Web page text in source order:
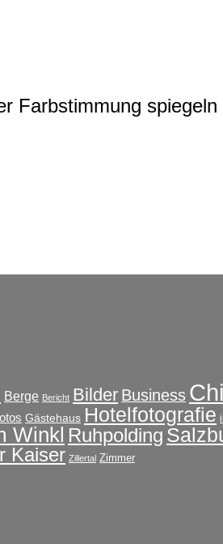
Farbstimmung
Berge Bericht Bilder Business
Gästehaus Hotelfotografie
Winkl Ruhpolding
Kaiser Zillertal Zimmer